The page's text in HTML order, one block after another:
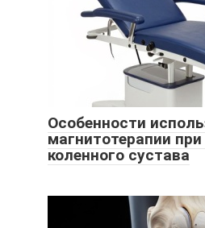
Особенности
магнитотерапии при
коленного сустава